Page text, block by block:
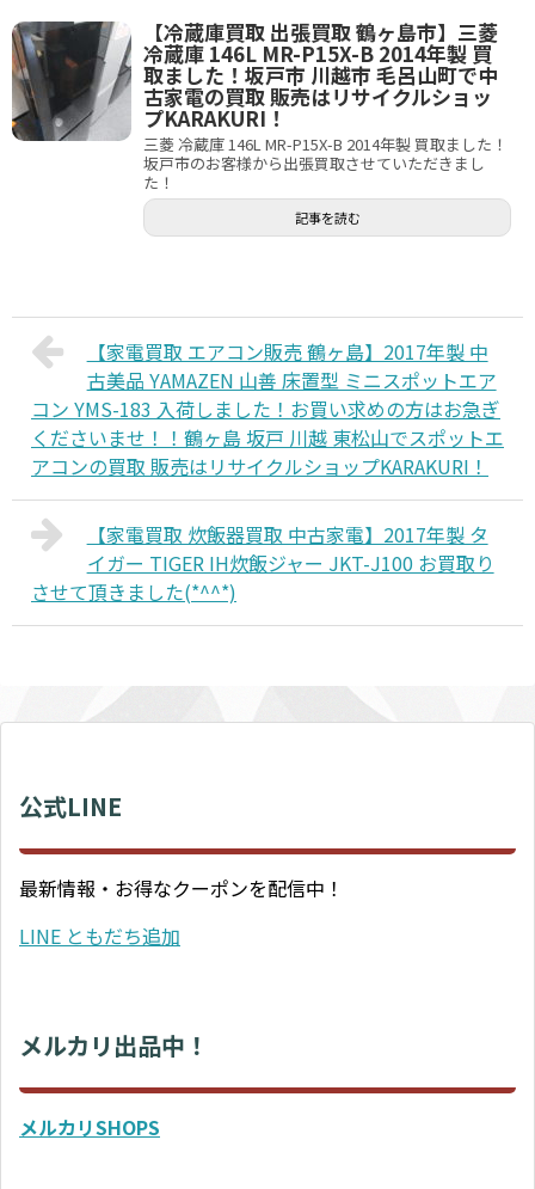
【冷蔵庫買取 出張買取 鶴ヶ島市】三菱
冷蔵庫 146L MR-P15X-B 2014年製 買
取ました！坂戸市 川越市 毛呂山町で中
古家電の買取 販売はリサイクルショッ
プKARAKURI！
三菱 冷蔵庫 146L MR-P15X-B 2014年製 買取ました！
坂戸市のお客様から出張買取させていただきまし
た！
記事を読む
【家電買取 エアコン販売 鶴ヶ島】2017年製 中
古美品 YAMAZEN 山善 床置型 ミニスポットエア
コン YMS-183 入荷しました！お買い求めの方はお急ぎ
くださいませ！！鶴ヶ島 坂戸 川越 東松山でスポットエ
アコンの買取 販売はリサイクルショップKARAKURI！
【家電買取 炊飯器買取 中古家電】2017年製 タ
イガー TIGER IH炊飯ジャー JKT-J100 お買取り
させて頂きました(*^^*)
公式LINE
最新情報・お得なクーポンを配信中！
LINE ともだち追加
メルカリ出品中！
メルカリSHOPS